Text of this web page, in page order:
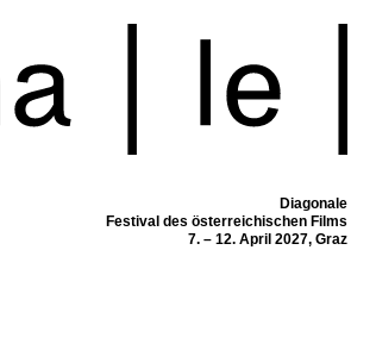
Diagonale
Festival des österreichischen Films
7. – 12. April 2027, Graz